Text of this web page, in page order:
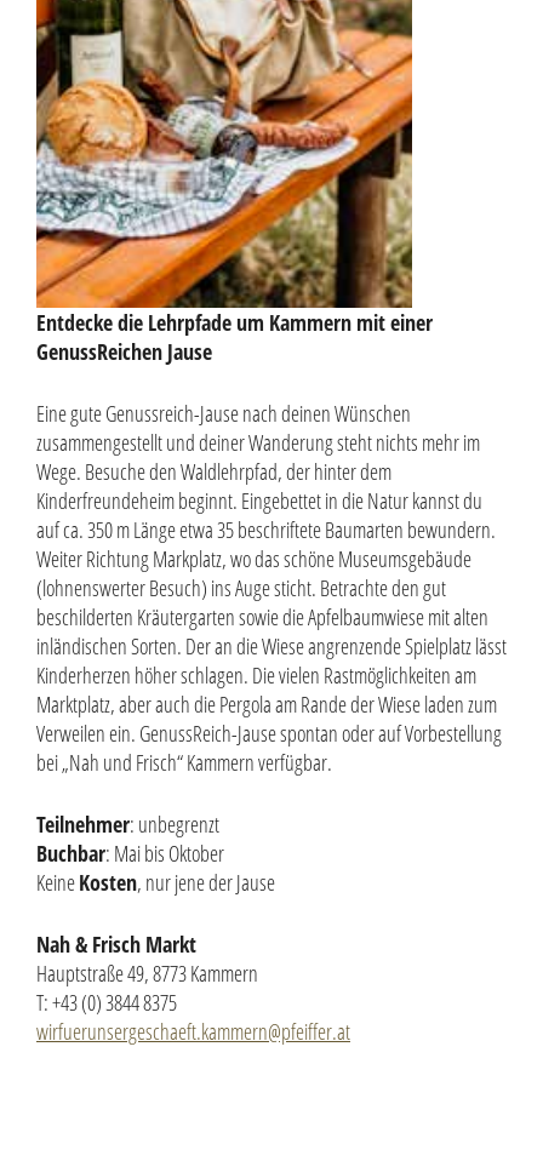
Entdecke die Lehrpfade um Kammern mit einer
GenussReichen Jause
Eine gute Genussreich-Jause nach deinen Wünschen
zusammengestellt und deiner Wanderung steht nichts mehr im
Wege. Besuche den Waldlehrpfad, der hinter dem
Kinderfreundeheim beginnt. Eingebettet in die Natur kannst du
auf ca. 350 m Länge etwa 35 beschriftete Baumarten bewundern.
Weiter Richtung Markplatz, wo das schöne Museumsgebäude
(lohnenswerter Besuch) ins Auge sticht. Betrachte den gut
beschilderten Kräutergarten sowie die Apfelbaumwiese mit alten
inländischen Sorten. Der an die Wiese angrenzende Spielplatz lässt
Kinderherzen höher schlagen. Die vielen Rastmöglichkeiten am
Marktplatz, aber auch die Pergola am Rande der Wiese laden zum
Verweilen ein. GenussReich-Jause spontan oder auf Vorbestellung
bei „Nah und Frisch“ Kammern verfügbar.
Teilnehmer: unbegrenzt
Buchbar: Mai bis Oktober
KeineKosten, nur jene der Jause
Nah & Frisch Markt
Hauptstraße 49, 8773 Kammern
T: +43 (0) 3844 8375
wirfuerunsergeschaeft.kammern@pfeiffer.at